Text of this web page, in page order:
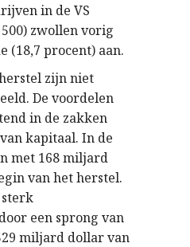
in de VS
zwollen vorig
(18,7 procent) aan.
zijn niet
De voordelen
in de zakken
kapitaal. In de
met 168 miljard
van het herstel.
een sprong van
miljard dollar van